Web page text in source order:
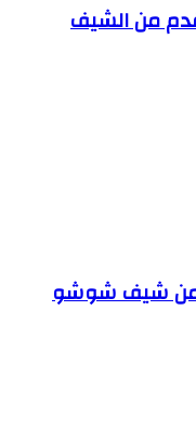
من الشيف
من شيف شوشو